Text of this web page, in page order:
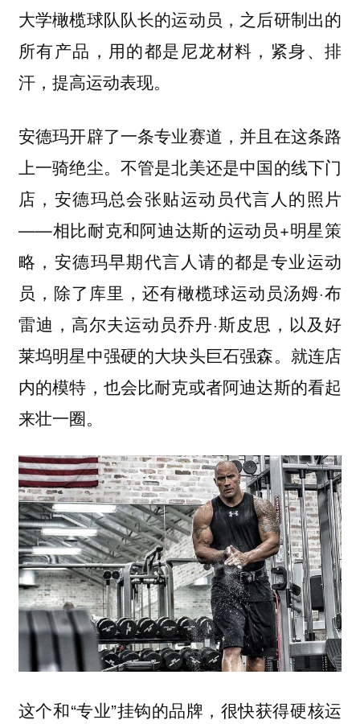
大学橄榄球队队长的运动员，之后研制出的
所有产品，用的都是尼龙材料，紧身、排
汗，提高运动表现。
安德玛开辟了一条专业赛道，并且在这条路
上一骑绝尘。不管是北美还是中国的线下门
店，安德玛总会张贴运动员代言人的照片
——相比耐克和阿迪达斯的运动员+明星策
略，安德玛早期代言人请的都是专业运动
员，除了库里，还有橄榄球运动员汤姆·布
雷迪，高尔夫运动员乔丹·斯皮思，以及好
莱坞明星中强硬的大块头巨石强森。就连店
内的模特，也会比耐克或者阿迪达斯的看起
来壮一圈。
这个和“专业”挂钩的品牌，很快获得硬核运